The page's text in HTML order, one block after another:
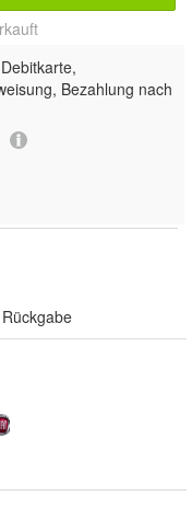
Bezahlung nach